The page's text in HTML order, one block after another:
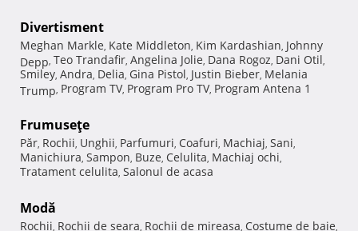
Divertisment
Meghan Markle, Kate Middleton, Kim Kardashian, Johnny
Depp, Teo Trandafir, Angelina Jolie, Dana Rogoz, Dani Otil,
Smiley, Andra, Delia, Gina Pistol, Justin Bieber, Melania
Trump, Program TV, Program Pro TV, Program Antena 1
Frumuseţe
Păr, Rochii, Unghii, Parfumuri, Coafuri, Machiaj, Sani,
Manichiura, Sampon, Buze, Celulita, Machiaj ochi,
Tratament celulita, Salonul de acasa
Modă
Rochii, Rochii de seara, Rochii de mireasa, Costume de baie,